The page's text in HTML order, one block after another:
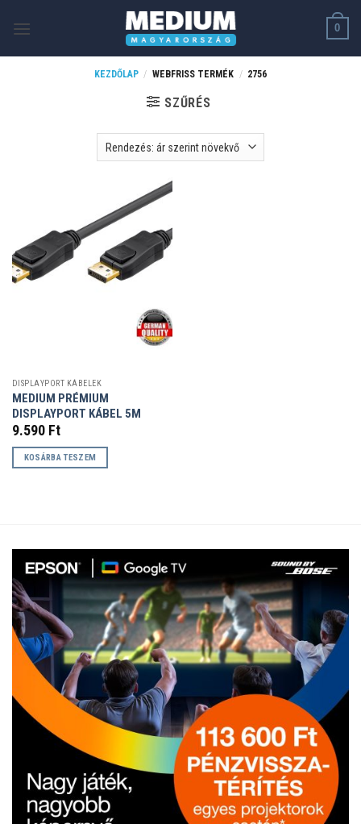
0
KEZDŐLAP / WEBFRISS TERMÉK / 2756
SZŰRÉS
DISPLAYPORT KÁBELEK
MEDIUM PRÉMIUM
DISPLAYPORT KÁBEL 5M
9.590 Ft
KOSÁRBA TESZEM